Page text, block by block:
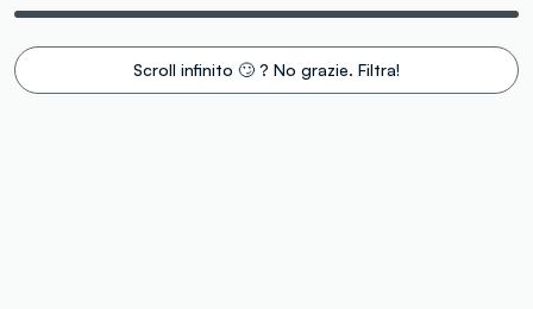
Scroll infinito 🙄 ? No grazie. Filtra!